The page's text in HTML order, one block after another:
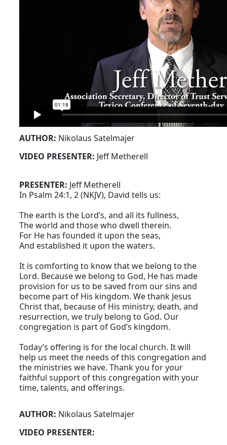
AUTHOR: Nikolaus Satelmajer
VIDEO PRESENTER: Jeff Metherell
PRESENTER: Jeff Metherell
In Psalm 24:1, 2 (NKJV), David tells us:
The earth is the Lord’s, and all its fullness,
The world and those who dwell therein.
For He has founded it upon the seas,
And established it upon the waters.
It is comforting to know that we belong to the
Lord. Because we belong to God, He has made
provision for us to be saved from our sins and
become part of His kingdom. We thank Jesus
Christ that, because of His ministry, death, and
resurrection, we truly belong to God. Our
congregation is part of God’s kingdom.
Today’s offering is for the local church. It will
help us meet the needs of this congregation and
the ministries we have. Thank you for your
faithful support of this congregation with your
time, talents, and offerings.
AUTHOR: Nikolaus Satelmajer
VIDEO PRESENTER: